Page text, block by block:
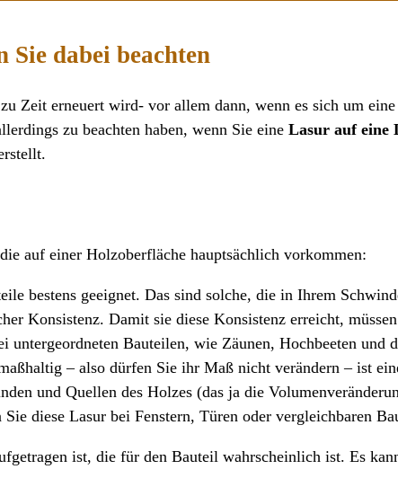
dabei beachten
Zeit erneuert wird- vor allem dann, wenn es sich um
zu beachten haben, wenn Sie eine Lasur auf eine
auf einer Holzoberfläche hauptsächlich vorkommen:
bestens geeignet. Das sind solche, die in Ihrem
Konsistenz. Damit sie diese Konsistenz erreicht,
untergeordneten Bauteilen, wie Zäunen, Hochbeeten und
– also dürfen Sie ihr Maß nicht verändern – ist
und Quellen des Holzes (das ja die
diese Lasur bei Fenstern, Türen oder vergleichbaren
ist, die für den Bauteil wahrscheinlich ist. Es